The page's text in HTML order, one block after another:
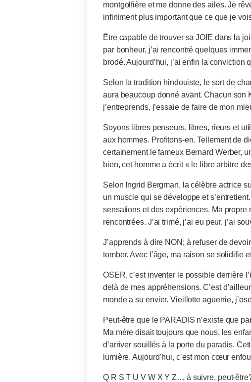
montgolfière et me donne des ailes. Je
infiniment plus important que ce que je
Être capable de trouver sa JOIE dans la
par bonheur, j’ai rencontré quelques
brodé. Aujourd’hui, j’ai enfin la conviction
Selon la tradition hindouiste, le sort de
aura beaucoup donné avant. Chacun son
j’entreprends, j’essaie de faire de mon
Soyons libres penseurs, libres, rieurs et
aux hommes. Profitons-en. Tellement de
certainement le fameux Bernard Werber,
bien, cet homme a écrit « le libre arbitre
Selon Ingrid Bergman, la célèbre actrice
un muscle qui se développe et
sensations et des expériences. Ma propre
rencontrées. J’ai trimé, j’ai eu peur, j’ai
J’apprends à dire NON; à refuser de
tomber. Avec l’âge, ma raison se solidifie
OSER, c’est inventer le possible derrière
delà de mes appréhensions. C’est
monde a su envier. Vieillotte aguerrie,
Peut-être que le PARADIS n’existe que
Ma mère disait toujours que nous, les
d’arriver souillés à la porte du paradis.
lumière. Aujourd’hui, c’est mon cœur
Q R S T U V W X Y Z… à suivre, peut-